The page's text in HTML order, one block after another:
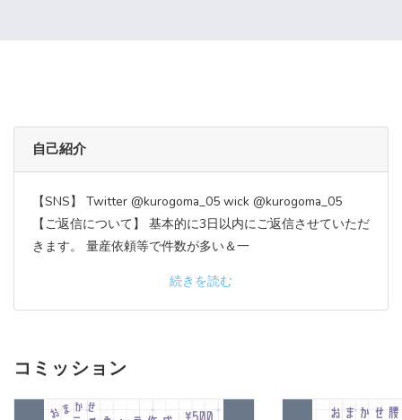
自己紹介
【SNS】 Twitter @kurogoma_05 wick @kurogoma_05
【ご返信について】 基本的に3日以内にご返信させていただ
きます。 量産依頼等で件数が多い＆一
続きを読む
コミッション